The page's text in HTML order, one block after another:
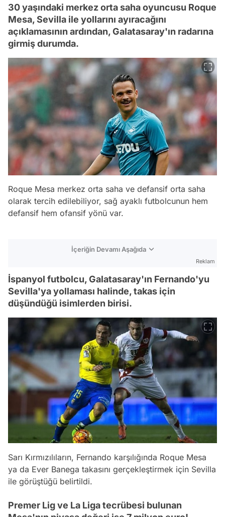
30 yaşındaki merkez orta saha oyuncusu Roque
Mesa, Sevilla ile yollarını ayıracağını
açıklamasının ardından, Galatasaray'ın radarına
girmiş durumda.
Roque Mesa merkez orta saha ve defansif orta saha
olarak tercih edilebiliyor, sağ ayaklı futbolcunun hem
defansif hem ofansif yönü var.
İçeriğin Devamı Aşağıda
Reklam
İspanyol futbolcu, Galatasaray'ın Fernando'yu
Sevilla'ya yollaması halinde, takas için
düşündüğü isimlerden birisi.
Sarı Kırmızılıların, Fernando karşılığında Roque Mesa
ya da Ever Banega takasını gerçekleştirmek için Sevilla
ile görüştüğü belirtildi.
Premer Lig ve La Liga tecrübesi bulunan